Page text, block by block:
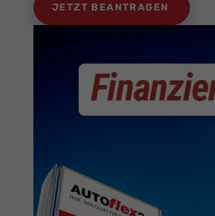
JETZT BEANTRAGEN